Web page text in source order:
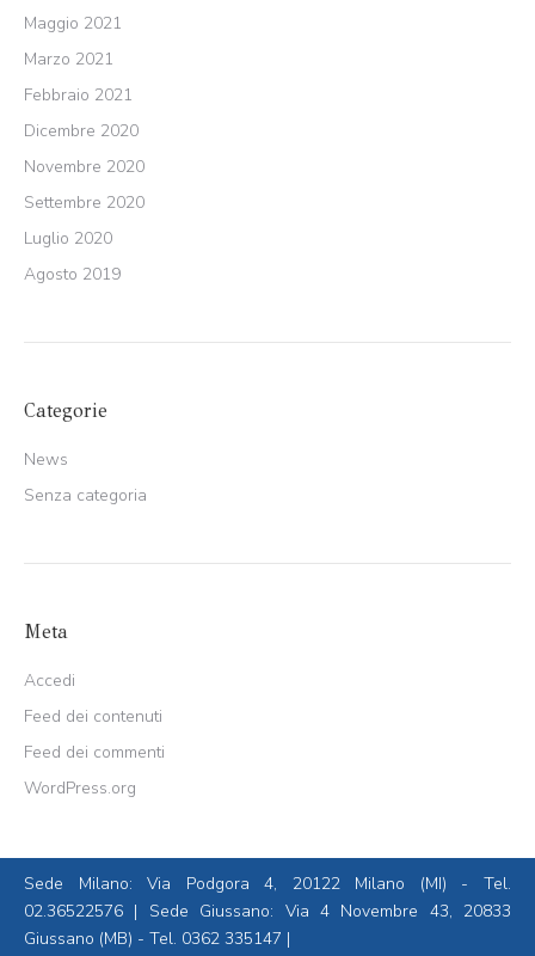
Maggio 2021
Marzo 2021
Febbraio 2021
Dicembre 2020
Novembre 2020
Settembre 2020
Luglio 2020
Agosto 2019
Categorie
News
Senza categoria
Meta
Accedi
Feed dei contenuti
Feed dei commenti
WordPress.org
Sede Milano: Via Podgora 4, 20122 Milano (MI) - Tel.
02.36522576 | Sede Giussano: Via 4 Novembre 43, 20833
Giussano (MB) - Tel. 0362 335147 |